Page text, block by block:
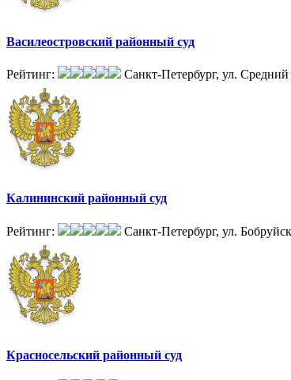
Василеостровский районный суд
Рейтинг: Санкт-Петербург, ул.
Калининский районный суд
Рейтинг: Санкт-Петербург, ул.
Красносельский районный суд